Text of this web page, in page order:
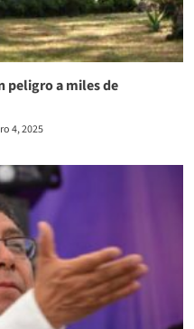
peligro a miles de
4, 2025